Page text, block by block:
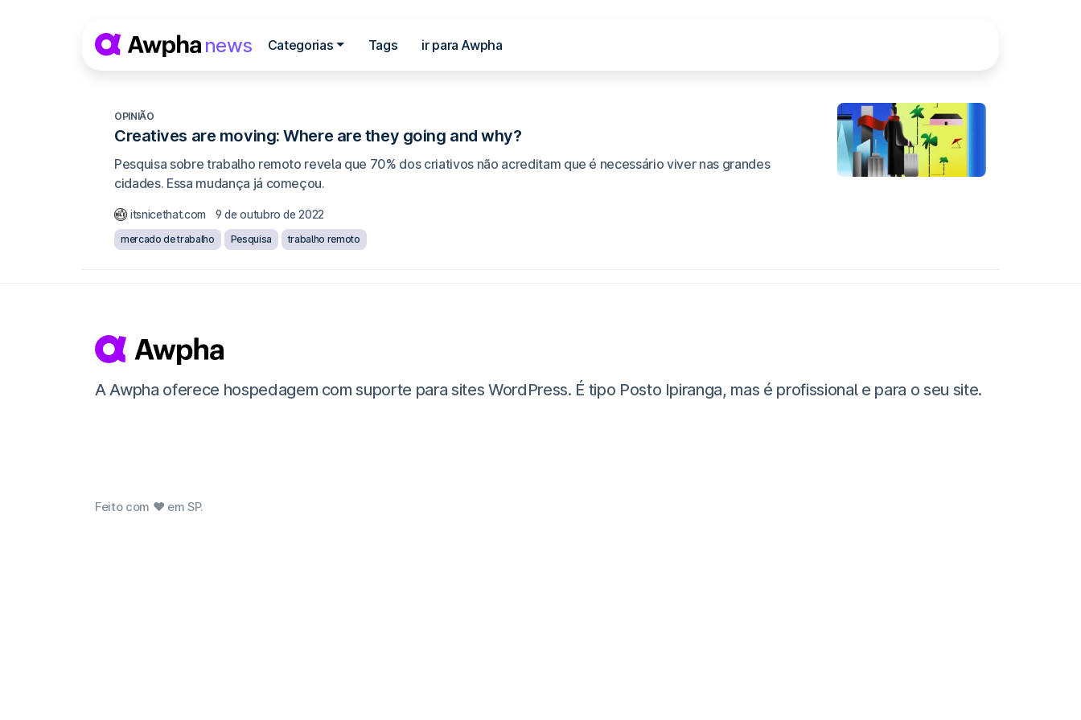
OPINIÃO
Creatives are moving: Where are they going and why?
Pesquisa sobre trabalho remoto revela que 70% dos criativos não acreditam que é necessário viver nas grandes
cidades. Essa mudança já começou.
itsnicethat.com 9 de outubro de 2022
mercado de trabalho Pesquisa trabalho remoto
Navegação principal
news Categorias Tags ir para Awpha
A Awpha oferece hospedagem com suporte para sites WordPress. É tipo Posto Ipiranga, mas é profissional e para o seu site.
Feito com ❤ em SP.